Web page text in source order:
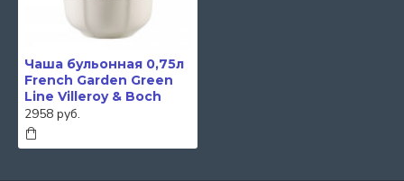
Чаша бульонная 0,75л
French Garden Green
Line Villeroy & Boch
2958 руб.